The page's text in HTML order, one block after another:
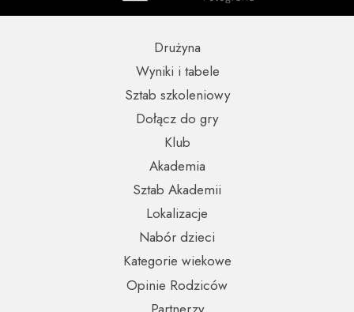
Opinie Rodziców
Nabór dzieci
Wyniki i tabele
Kategorie wiekowe
Lokalizacje
Sztab szkoleniowy
Sztab Akademii
Dołącz do gry
Drużyna
Akademia
Klub